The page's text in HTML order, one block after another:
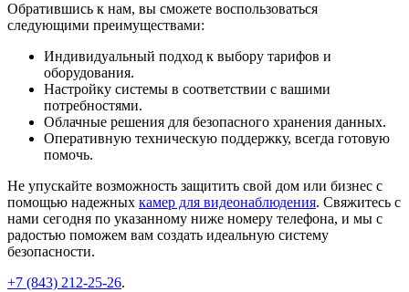
Обратившись к нам, вы сможете воспользоваться
следующими преимуществами:
Индивидуальный подход к выбору тарифов и
оборудования.
Настройку системы в соответствии с вашими
потребностями.
Облачные решения для безопасного хранения данных.
Оперативную техническую поддержку, всегда готовую
помочь.
Не упускайте возможность защитить свой дом или бизнес с
помощью надежных камер для видеонаблюдения. Свяжитесь с
нами сегодня по указанному ниже номеру телефона, и мы с
радостью поможем вам создать идеальную систему
безопасности.
+7 (843) 212-25-26.